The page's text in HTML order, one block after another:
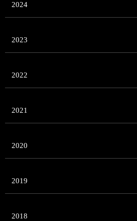
2024
2023
2022
2021
2020
2019
2018